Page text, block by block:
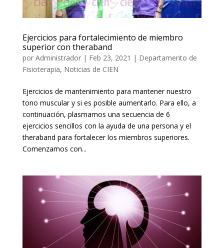
Ejercicios para fortalecimiento de miembro
superior con theraband
por Administrador| Feb 23, 2021 | Departamento de
Fisioterapia, Noticias de CIEN
Ejercicios de mantenimiento para mantener nuestro
tono muscular y si es posible aumentarlo. Para ello, a
continuación, plasmamos una secuencia de 6
ejercicios sencillos con la ayuda de una persona y el
theraband para fortalecer los miembros superiores.
Comenzamos con...